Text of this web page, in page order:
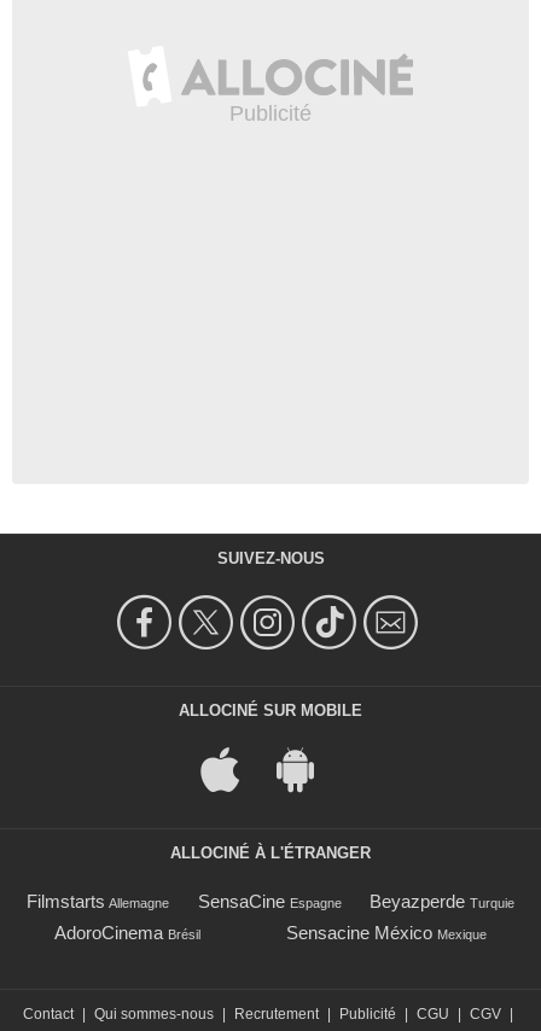
SUIVEZ-NOUS
ALLOCINÉ SUR MOBILE
ALLOCINÉ À L'ÉTRANGER
Filmstarts Allemagne SensaCine Espagne Beyazperde Turquie
AdoroCinema Brésil Sensacine México Mexique
Contact Qui sommes-nous Recrutement Publicité CGU CGV